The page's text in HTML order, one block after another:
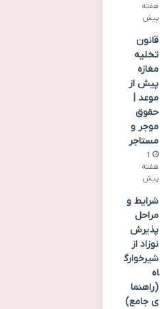
هفته
پیش
قانون
تخلیه
مغازه
پیش از
موعد |
حقوق
موجر و
مستاجر
1
هفته
پیش
شرایط و
مراحل
پذیرش
نوزاد از
شیرخوارگ
اه
(راهنما
ی جامع)